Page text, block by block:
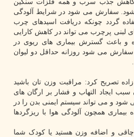
کاهش جذب سرب و همه فلزات سنگین
شود. سفارش می شود در شرایط آلودگی
گردد چونکه دریافت اسیدهای چرب
لبنی پرچرب می تواند در کاهش کارایی
و باعث گسترش بیماری های ریوی در
سفارش می شود روزانه حداقل دو لیوان
زاده تصریح کرد: مراقبت وزن تان باشید
ایجاد التهاب و فشار بر ارگان های
و می تواند سیستم ایمنی بدن را در
بیماری همچون آلودگی هوا با ریزگردها
چاقی و اضافه وزن هستید یا کودک شما